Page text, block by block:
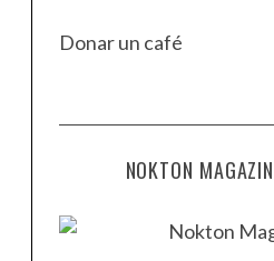
Donar un café
NOKTON